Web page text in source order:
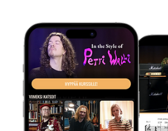
Kokeile